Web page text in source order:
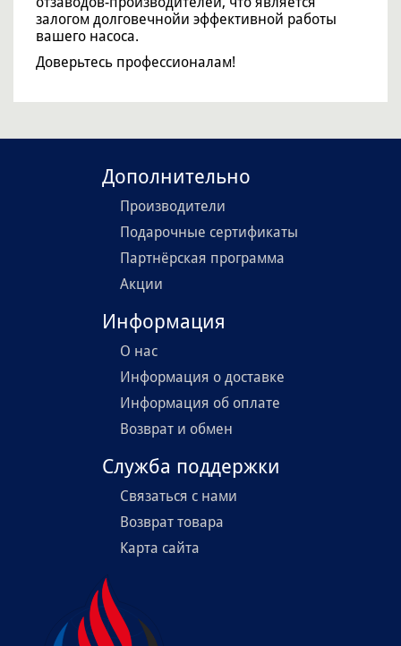
залогом долговечнойи эффективной работы
вашего насоса.
Доверьтесь профессионалам!
Дополнительно
Производители
Подарочные сертификаты
Партнёрская программа
Акции
Информация
О нас
Информация о доставке
Информация об оплате
Возврат и обмен
Служба поддержки
Связаться с нами
Возврат товара
Карта сайта